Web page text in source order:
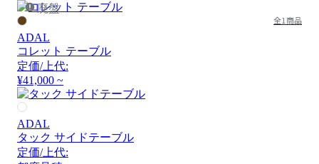
廃盤
全1商品
ADAL
コレット テーブル
定価/上代:
¥41,000 ~
ADAL
タック サイドテーブル
定価/上代: